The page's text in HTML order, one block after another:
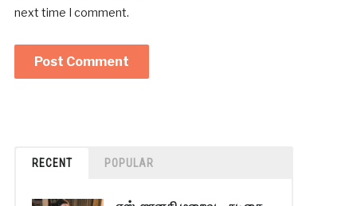
next time I comment.
RECENT POPULAR